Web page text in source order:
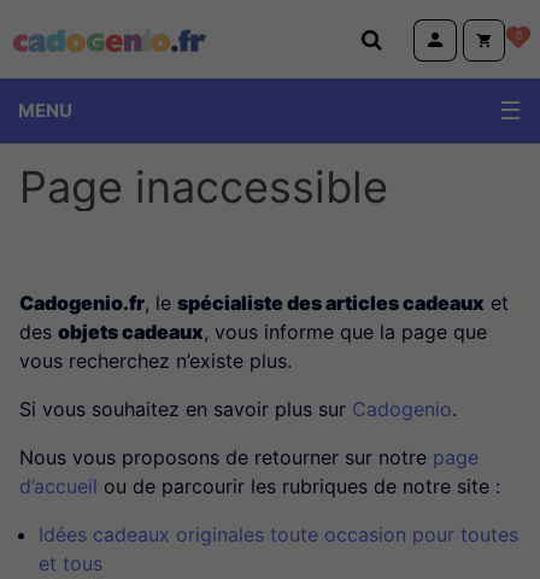
Cadogenio.fr 0
MENU
Page inaccessible
Cadogenio.fr, le spécialiste des articles cadeaux et
des objets cadeaux, vous informe que la page que
vous recherchez n’existe plus.
Si vous souhaitez en savoir plus sur Cadogenio.
Nous vous proposons de retourner sur notre page
d’accueil ou de parcourir les rubriques de notre site :
Idées cadeaux originales toute occasion pour toutes
et tous